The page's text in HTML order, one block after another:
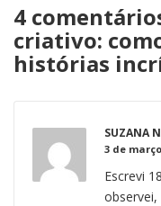
4
criativo:
histórias
SUZANA
3 de
Escrevi
observei,